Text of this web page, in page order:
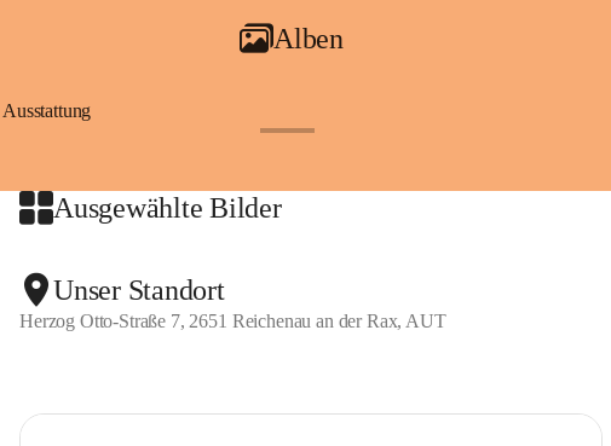
Alben
Ausstattung
Ausgewählte Bilder
Unser Standort
Herzog Otto-Straße 7, 2651 Reichenau an der Rax, AUT